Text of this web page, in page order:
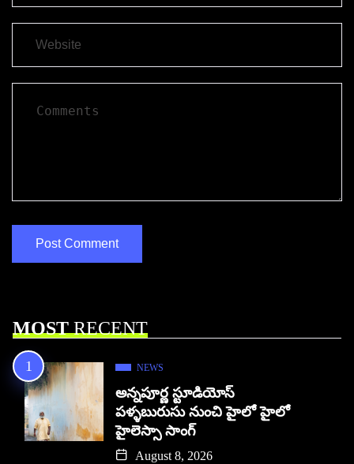
MOSTRECENT
NEWS
అన్నపూర్ణ స్టూడియోస్
పళ్ళబురుసు నుంచి హైలో హైలో
హైలెస్సా సాంగ్
August 8, 2026